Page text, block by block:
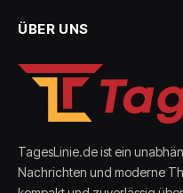
ÜBER UNS
TagesLinie.de ist ein
Nachrichten und moderne